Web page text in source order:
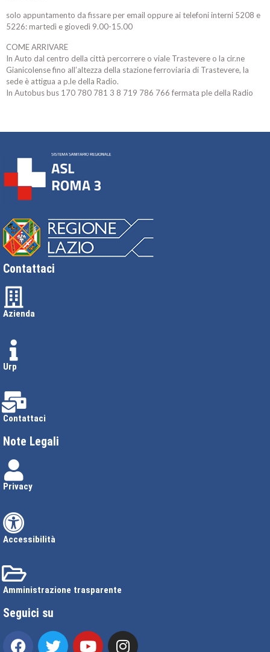
solo appuntamento da fissare per email oppure ai telefoni interni 5208 e
5226: martedì e giovedì 9.00-15.00
COME ARRIVARE
In Auto dal centro della città percorrere o viale Trastevere o la cir.ne
Gianicolense fino all’altezza della stazione ferroviaria di Trastevere, la
sede è attigua a p.le della Radio.
In Autobus bus 170 780 781 3 8 719 786 766 fermata ple della Radio
Contattaci
Azienda
Urp
Contattaci
Note Legali
Privacy
Accessibilità
Amministrazione trasparente
Seguici su